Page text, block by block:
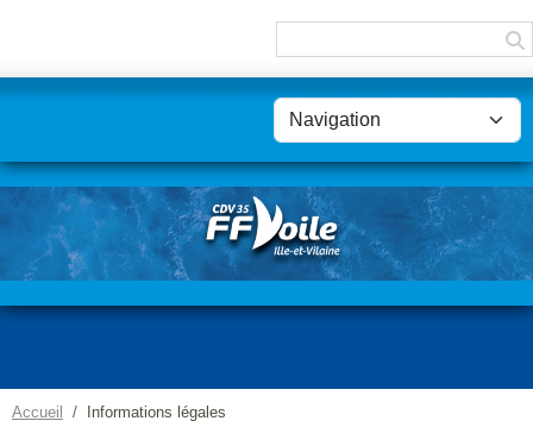
Accueil Informations légales